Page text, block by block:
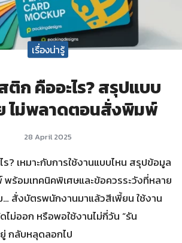
เรื่องน่ารู้
ก คืออะไร? สรุปแบบ
ย ไม่พลาดตอนสั่งพิมพ์
28 April 2025
? เหมาะกับการใช้งานแบบไหน สรุปข้อมูล
ร้อมเทคนิคพิเศษและข้อควรระวังที่หลาย
… สั่งบัตรพนักงานมาแล้วสีเพี้ยน ใช้งาน
ไม่ออก หรือพอใช้งานไม่กี่วัน “รัน
กลับหลุดลอกไป